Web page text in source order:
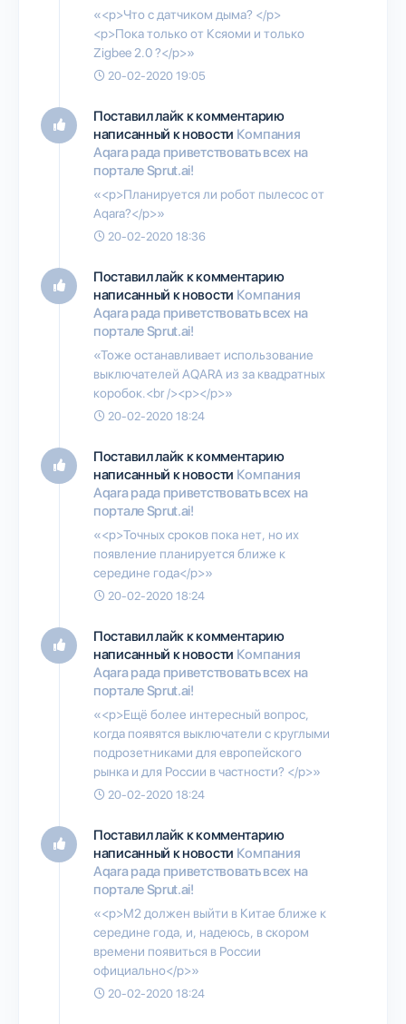
«<p>Что с датчиком дыма? </p>
<p>Пока только от Ксяоми и только
Zigbee 2.0 ?</p>»
20-02-2020 19:05
Поставил лайк к комментарию
написанный к новости Компания
Aqara рада приветствовать всех на
портале Sprut.ai!
«<p>Планируется ли робот пылесос от
Aqara?</p>»
20-02-2020 18:36
Поставил лайк к комментарию
написанный к новости Компания
Aqara рада приветствовать всех на
портале Sprut.ai!
«Тоже останавливает использование
выключателей AQARA из за квадратных
коробок.<br /><p></p>»
20-02-2020 18:24
Поставил лайк к комментарию
написанный к новости Компания
Aqara рада приветствовать всех на
портале Sprut.ai!
«<p>Точных сроков пока нет, но их
появление планируется ближе к
середине года</p>»
20-02-2020 18:24
Поставил лайк к комментарию
написанный к новости Компания
Aqara рада приветствовать всех на
портале Sprut.ai!
«<p>Ещё более интересный вопрос,
когда появятся выключатели с круглыми
подрозетниками для европейского
рынка и для России в частности? </p>»
20-02-2020 18:24
Поставил лайк к комментарию
написанный к новости Компания
Aqara рада приветствовать всех на
портале Sprut.ai!
«<p>M2 должен выйти в Китае ближе к
середине года, и, надеюсь, в скором
времени появиться в России
официально</p>»
20-02-2020 18:24